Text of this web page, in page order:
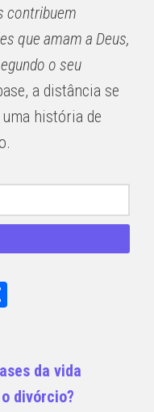
contribuem
que amam a Deus,
o seu
a distância se
história de
da vida
divórcio?